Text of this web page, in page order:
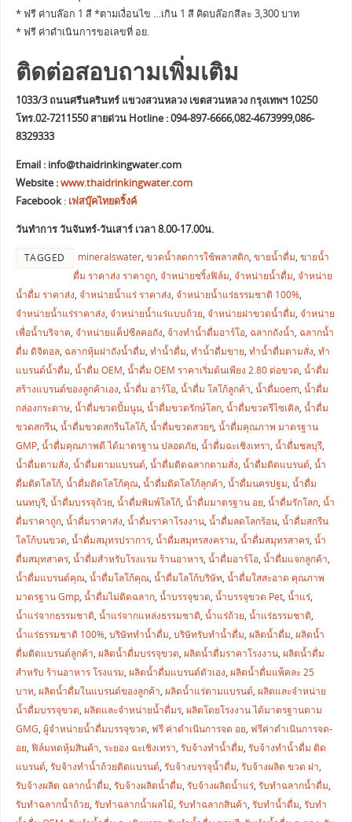
* ฟรี ค่าบล๊อก 1 สี *ตามเงื่อนไข …เกิน 1 สี คิดบล๊อกสีละ 3,300 บาท
* ฟรี ค่าดำเนินการขอเลขที่ อย.
ติดต่อสอบถามเพิ่มเติม
1033/3 ถนนศรีนครินทร์ แขวงสวนหลวง เขตสวนหลวง กรุงเทพฯ 10250
โทร.02-7211550 สายด่วน Hotline : 094-897-6666,082-4673999,086-
8329333
Email : info@thaidrinkingwater.com
Website :www.thaidrinkingwater.com
Facebook: เฟสบุ๊คไทยดริ้งค์
วันทำการ วันจันทร์-วันเสาร์ เวลา 8.00-17.00น.
TAGGED mineralswater, ขวดน้ำลดการใช้พลาสติก, ขายน้ำดื่ม, ขายน้ำ
ดื่ม ราคาส่ง ราคาถูก, จำหน่ายชริ้งฟิล์ม, จำหน่ายน้ำดื่ม, จำหน่าย
น้ำดื่ม ราคาส่ง, จำหน่ายน้ำแร่ ราคาส่ง, จำหน่ายน้ำแร่ธรรมชาติ 100%,
จำหน่ายน้ำแร่ราคาส่ง, จำหน่ายน้ำแร่แบบถ้วย, จำหน่ายฝาขวดน้ำดื่ม, จำหน่าย
เพื่อน้ำบริจาค, จำหน่ายแค็ปซีลคอถัง, จ้างทำน้ำดื่มอาร์โอ, ฉลากถังน้ำ, ฉลากน้ำ
ดื่ม ดิจิตอล, ฉลากหุ้มฝาถังน้ำดื่ม, ทำน้ำดื่ม, ทำน้ำดื่มขาย, ทำน้ำดื่มตามสั่ง, ทำ
แบรนด์น้ำดื่ม, น้ำดื่ม OEM, น้ำดื่ม OEM ราคาเริ่มต้นเพียง 2.80 ต่อขวด, น้ำดื่ม
สร้างแบรนด์ของลูกค้าเอง, น้ำดื่ม อาร์โอ, น้ำดื่ม โลโก้ลูกค้า, น้ำดื่มoem, น้ำดื่ม
กล่องกระดาษ, น้ำดื่มขวดปั้มนูน, น้ำดื่มขวดรักษ์โลก, น้ำดื่มขวดรีไซเคิล, น้ำดื่ม
ขวดสกรีน, น้ำดื่มขวดสกรีนโลโก้, น้ำดื่มขวดสวยๆ, น้ำดื่มคุณภาพ มาตรฐาน
GMP, น้ำดื่มคุณภาพดี ได้มาตรฐาน ปลอดภัย, น้ำดื่มฉะเชิงเทรา, น้ำดื่มชลบุรี,
น้ำดื่มตามสั่ง, น้ำดื่มตามแบรนด์, น้ำดื่มติดฉลากตามสั่ง, น้ำดื่มติดแบรนด์, น้ำ
ดื่มติดโลโก้, น้ำดื่มติดโลโก้คุณ, น้ำดื่มติดโลโก้ลุกค้า, น้ำดื่มนครปฐม, น้ำดื่ม
นนทบุรี, น้ำดื่มบรรจุถ้วย, น้ำดื่มพิมพ์โลโก้, น้ำดื่มมาตรฐาน อย, น้ำดื่มรักโลก, น้ำ
ดื่มราคาถูก, น้ำดื่มราคาส่ง, น้ำดื่มราคาโรงงาน, น้ำดื่มลดโลกร้อน, น้ำดื่มสกรีน
โลโก้บนขวด, น้ำดื่มสมุทรปราการ, น้ำดื่มสมุทรสงคราม, น้ำดื่มสมุทรสาคร, น้ำ
ดื่มสมุทสาคร, น้ำดื่มสำหรับโรงแรม ร้านอาหาร, น้ำดื่มอาร์โอ, น้ำดื่มแจกลูกค้า,
น้ำดื่มแบรนด์คุณ, น้ำดื่มโลโก้คุณ, น้ำดื่มโลโก้บริษัท, น้ำดื่มใสสะอาด คุณภาพ
มาตรฐาน Gmp, น้ำดื่มไม่ติดฉลาก, น้ำบรรจุขวด, น้ำบรรจุขวด Pet, น้ำแร่,
น้ำแร่จากธรรมชาติ, น้ำแร่จากแหล่งธรรมชาติ, น้ำแร่ถ้วย, น้ำแร่ธรรมชาติ,
น้ำแร่ธรรมชาติ 100%, บริษัททำน้ำดื่ม, บริษัทรับทำน้ำดื่ม, ผลิตน้ำดื่ม, ผลิตน้ำ
ดื่มติดแบรนด์ลูกค้า, ผลิตน้ำดื่มบรรจุขวด, ผลิตน้ำดื่มราคาโรงงาน, ผลิตน้ำดื่ม
สำหรับ ร้านอาหาร โรงแรม, ผลิตน้ำดื่มแบรนด์ตัวเอง, ผลิตน้ำดื่มแพ็คละ 25
บาท, ผลิตน้ำดื่มในแบรนด์ของลูกค้า, ผลิตน้ำแร่ตามแบรนด์, ผลิตและจำหน่าย
น้ำดื่มบรรจุขวด, ผลิตและจำหน่ายน้ำดื่มร, ผลิตโดยโรงงาน ได้มาตรฐานตาม
GMG, ผู้จำหน่ายน้ำดื่มบรรจุขวด, ฟรี ค่าดำเนินการจด อย, ฟรีค่าดำเนินการจด-
อย, ฟิล์มหดหุ้มสินค้า, ระยอง ฉะเชิงเทรา, รับจ้างทำน้ำดื่ม, รับจ้างทำน้ำดื่ม ติด
แบรนด์, รับจ้างทำน้ำถ้วยติดแบรนด์, รับจ้างบรรจุน้ำดื่ม, รับจ้างผลิต ขวด ฝา,
รับจ้างผลิต ฉลากน้ำดื่ม, รับจ้างผลิตน้ำดื่ม, รับจ้างผลิตน้ำแร่, รับทำฉลากน้ำดื่ม,
รับทำฉลากน้ำถ้วย, รับทำฉลากน้ำผลไม้, รับทำฉลากสินค้า, รับทำน้ำดื่ม, รับทำ